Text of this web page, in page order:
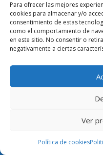
Para ofrecer las mejores
cookies para almacenar y/o
consentimiento de estas
como el comportamiento de
en este sitio. No consentir o
negativamente a ciertas
Ver
Política de cookies